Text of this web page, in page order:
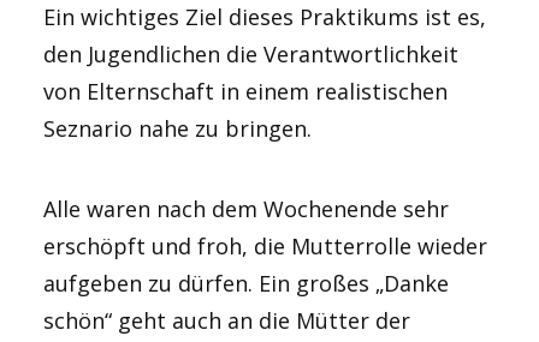
Ein wichtiges Ziel dieses Praktikums ist es,
den Jugendlichen die Verantwortlichkeit
von Elternschaft in einem realistischen
Seznario nahe zu bringen.
Alle waren nach dem Wochenende sehr
erschöpft und froh, die Mutterrolle wieder
aufgeben zu dürfen. Ein großes „Danke
schön“ geht auch an die Mütter der